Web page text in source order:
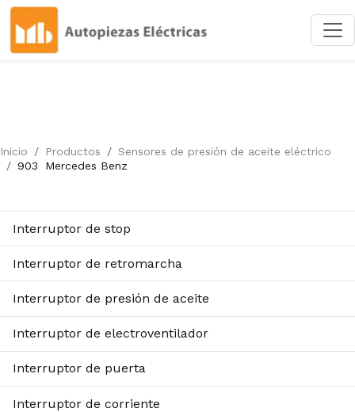
Inicio Productos
Sensores de presión de aceite eléctrico
903
Mercedes Benz
Interruptor de stop
Interruptor de retromarcha
Interruptor de presión de aceite
Interruptor de electroventilador
Interruptor de puerta
Interruptor de corriente